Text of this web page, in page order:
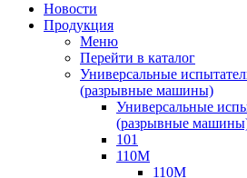
Новости
Продукция
Меню
Перейти в каталог
Универсальные
(разрывные машины)
Универсальные
(разрывные
101
110М
110М